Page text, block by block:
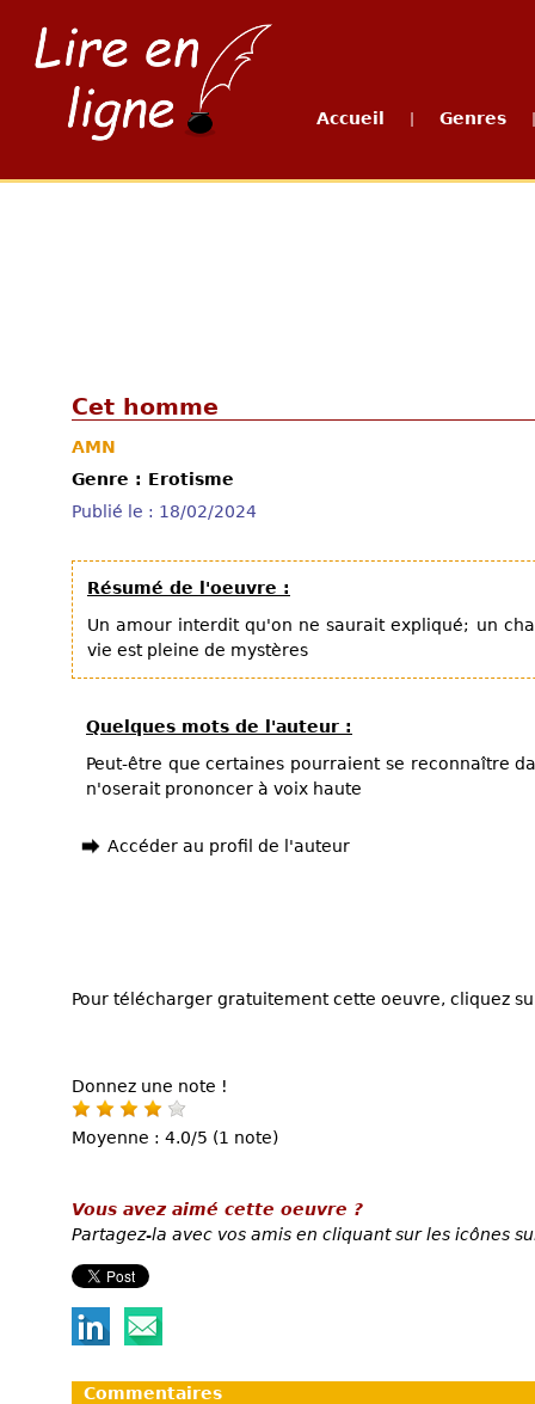
Accueil Genres
Cet homme
AMN
Genre : Erotisme
Publié le : 18/02/2024
Résumé de l'oeuvre :
Un amour interdit qu'on ne saurait expliqué; un
vie est pleine de mystères
Quelques mots de l'auteur :
Peut-être que certaines pourraient se reconnaître
n'oserait prononcer à voix haute
Accéder au profil de l'auteur
Pour télécharger gratuitement cette oeuvre, cliquez
Donnez une note !
Moyenne : 4.0/5 (1 note)
Vous avez aimé cette oeuvre ?
Partagez-la avec vos amis en cliquant sur les icônes
Commentaires